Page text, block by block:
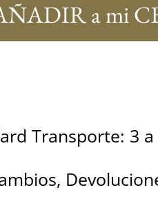
a mi
Transporte: 3